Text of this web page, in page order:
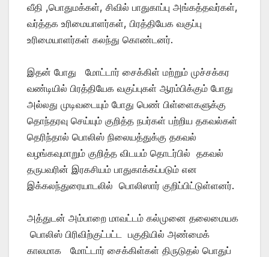
வீதி ,பொதுமக்கள், சிவில் பாதுகாப்பு அங்கத்தவர்கள்,
வர்த்தக உரிமையாளர்கள், பிரத்தியேக வகுப்பு
உரிமையாளர்கள் கலந்து கொண்டனர்.
இதன் போது மோட்டார் சைக்கிள் மற்றும் முச்சக்கர
வண்டியில் பிரத்தியேக வகுப்புகள் ஆரம்பிக்கும் போது
அல்லது முடிவடையும் போது பெண் பிள்ளைகளுக்கு
தொந்தரவு செய்யும் குறித்த நபர்கள் பற்றிய தகவல்கள்
தெரிந்தால் பொலிஸ் நிலையத்துக்கு தகவல்
வழங்கவுமாறும் குறித்த விடயம் தொடர்பில் தகவல்
தருபவரின் இரகசியம் பாதுகாக்கப்படும் என
இக்கலந்துரையாடலில் பொலிஸார் குறிப்பிட்டுள்ளனர்.
அத்துடன் அம்பாறை மாவட்டம் கல்முனை தலைமையக
பொலிஸ் பிரிவிற்குட்பட்ட பகுதியில் அண்மைக்
காலமாக மோட்டார் சைக்கிள்கள் திருடுதல் பொதுப்